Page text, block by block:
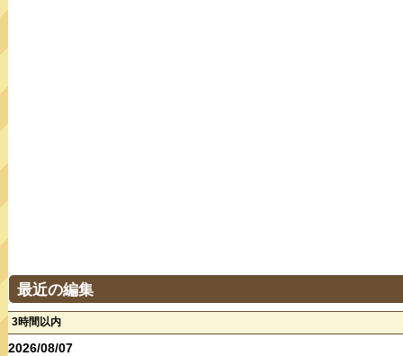
最近の編集
3時間以内
2026/08/07